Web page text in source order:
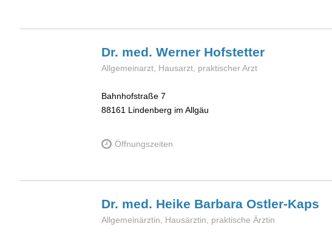
Dr. med. Werner Hofstetter
Allgemeinarzt, Hausarzt, praktischer Arzt
Bahnhofstraße 7
88161 Lindenberg im Allgäu
Öffnungszeiten
Dr. med. Heike Barbara Ostler-Kaps
Allgemeinärztin, Hausärztin, praktische Ärztin